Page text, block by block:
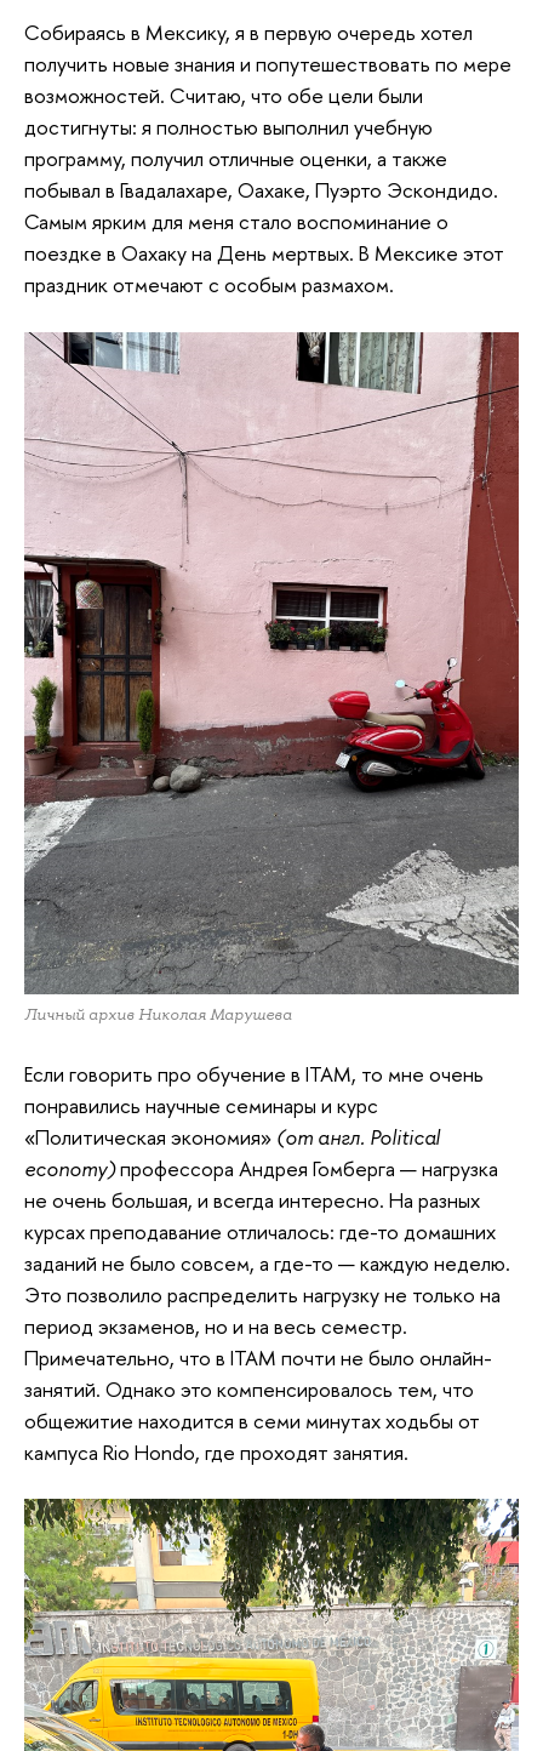
Собираясь в Мексику, я в первую очередь хотел
получить новые знания и попутешествовать по мере
возможностей. Считаю, что обе цели были
достигнуты: я полностью выполнил учебную
программу, получил отличные оценки, а также
побывал в Гвадалахаре, Оахаке, Пуэрто Эскондидо.
Самым ярким для меня стало воспоминание о
поездке в Оахаку на День мертвых. В Мексике этот
праздник отмечают с особым размахом.
Личный архив Николая Марушева
Если говорить про обучение в ITAM, то мне очень
понравились научные семинары и курс
«Политическая экономия» (от англ. Political
economy)профессора Андрея Гомберга — нагрузка
не очень большая, и всегда интересно. На разных
курсах преподавание отличалось: где-то домашних
заданий не было совсем, а где-то — каждую неделю.
Это позволило распределить нагрузку не только на
период экзаменов, но и на весь семестр.
Примечательно, что в ITAM почти не было онлайн-
занятий. Однако это компенсировалось тем, что
общежитие находится в семи минутах ходьбы от
кампуса Rio Hondo, где проходят занятия.